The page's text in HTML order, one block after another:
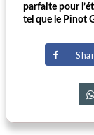
parfaite pour
tel que le Pinot